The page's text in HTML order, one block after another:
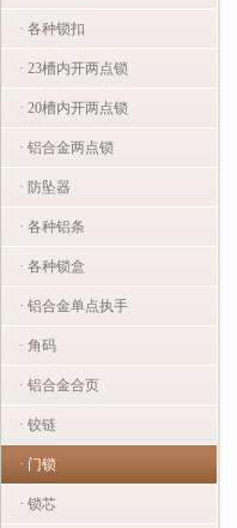
· 各种锁扣
· 23槽内开两点锁
· 20槽内开两点锁
· 铝合金两点锁
· 防坠器
· 各种铝条
· 各种锁盒
· 铝合金单点执手
· 角码
· 铝合金合页
· 铰链
· 门锁
· 锁芯